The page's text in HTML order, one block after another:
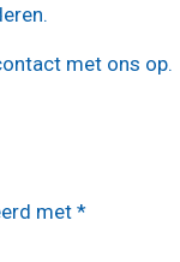
met ons op.
met *